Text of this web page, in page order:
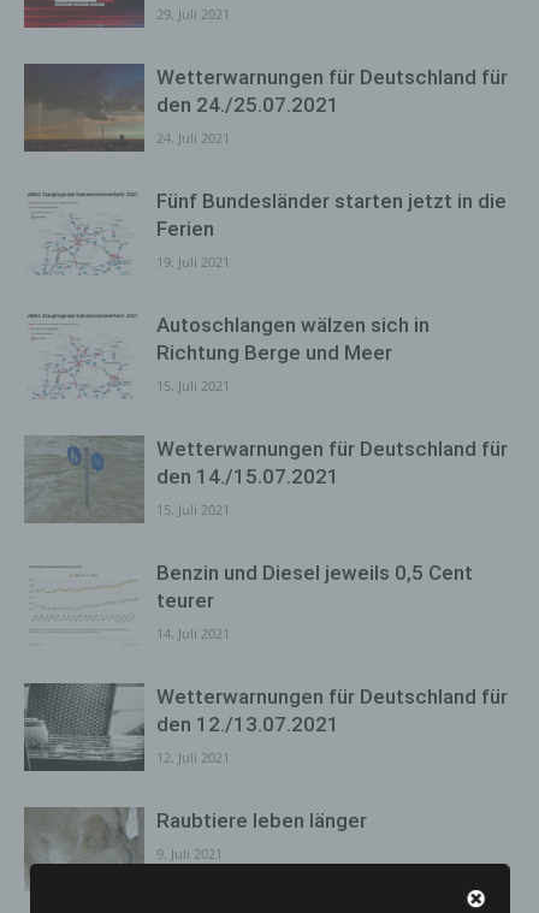
29. Juli 2021
Wetterwarnungen für Deutschland für
den 24./25.07.2021
24. Juli 2021
Fünf Bundesländer starten jetzt in die
Ferien
19. Juli 2021
Autoschlangen wälzen sich in
Richtung Berge und Meer
15. Juli 2021
Wetterwarnungen für Deutschland für
den 14./15.07.2021
15. Juli 2021
Benzin und Diesel jeweils 0,5 Cent
teurer
14. Juli 2021
Wetterwarnungen für Deutschland für
den 12./13.07.2021
12. Juli 2021
Raubtiere leben länger
9. Juli 2021